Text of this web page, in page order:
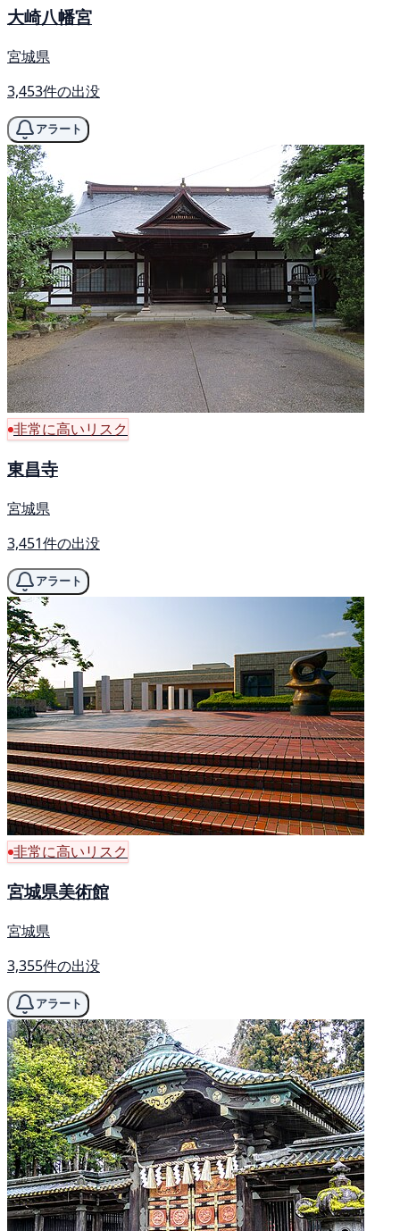
大崎八幡宮
宮城県
3,453件の出没
アラート
非常に高いリスク
東昌寺
宮城県
3,451件の出没
アラート
非常に高いリスク
宮城県美術館
宮城県
3,355件の出没
アラート